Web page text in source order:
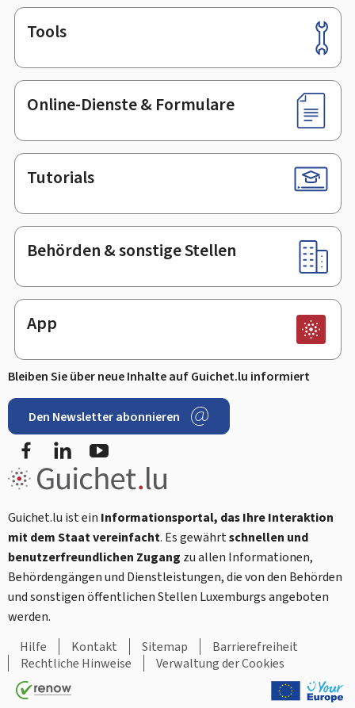
Footer
Tools
Online-Dienste & Formulare
Tutorials
Behörden & sonstige Stellen
App
Bleiben Sie über neue Inhalte auf Guichet.lu informiert
Den Newsletter abonnieren
FacebookLinkedIn
Guichet.lu ist ein Informationsportal, das Ihre Interaktion
mit dem Staat vereinfacht. Es gewährtschnellen und
benutzerfreundlichen Zugang zu allen Informationen,
Behördengängen und Dienstleistungen, die von den Behörden
und sonstigen öffentlichen Stellen Luxemburgs angeboten
werden.
Hilfe
Kontakt Sitemap
Barrierefreiheit
Rechtliche Hinweise
Verwaltung der Cookies